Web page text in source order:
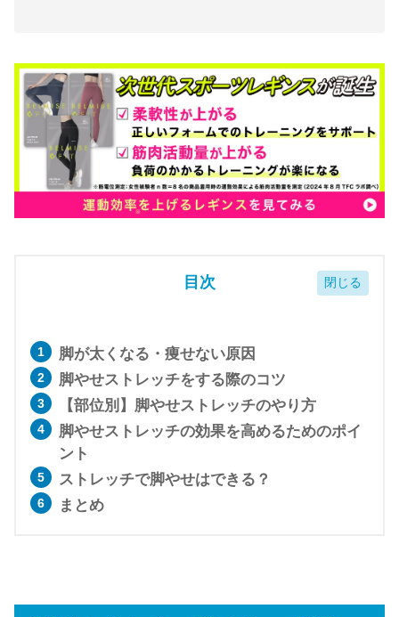
目次
脚が太くなる・痩せない原因
脚やせストレッチをする際のコツ
【部位別】脚やせストレッチのやり方
脚やせストレッチの効果を高めるためのポイ
ント
ストレッチで脚やせはできる？
まとめ